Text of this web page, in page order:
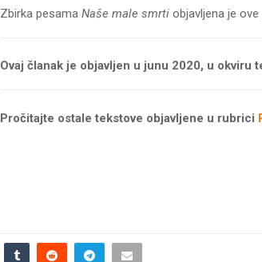
Zbirka pesama Naše male smrtiobjavljena je ove
Ovaj članak je objavljen u junu 2020, u okviru
Pročitajte ostale tekstove objavljene u rubrici